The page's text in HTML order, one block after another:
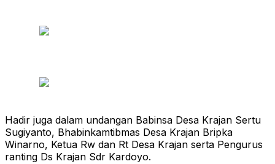
Hadir juga dalam undangan Babinsa Desa Krajan Sertu
Sugiyanto, Bhabinkamtibmas Desa Krajan Bripka
Winarno, Ketua Rw dan Rt Desa Krajan serta Pengurus
ranting Ds Krajan Sdr Kardoyo.